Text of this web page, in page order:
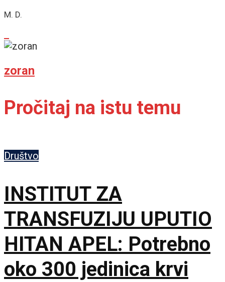
M. D.
zoran
Pročitaj na istu temu
Društvo
INSTITUT ZA
TRANSFUZIJU UPUTIO
HITAN APEL: Potrebno
oko 300 jedinica krvi